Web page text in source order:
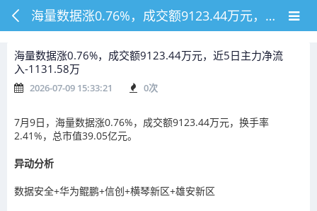
海量数据涨0.76%，成交额9123.44万元，近5日主力净流入-1131.58万
海量数据涨0.76%，成交额9123.44万元，近5日主力净流
入-1131.58万
2026-07-09 15:33:21 0次
7月9日，海量数据涨0.76%，成交额9123.44万元，换手率
2.41%，总市值39.05亿元。
异动分析
数据安全+华为鲲鹏+信创+横琴新区+雄安新区